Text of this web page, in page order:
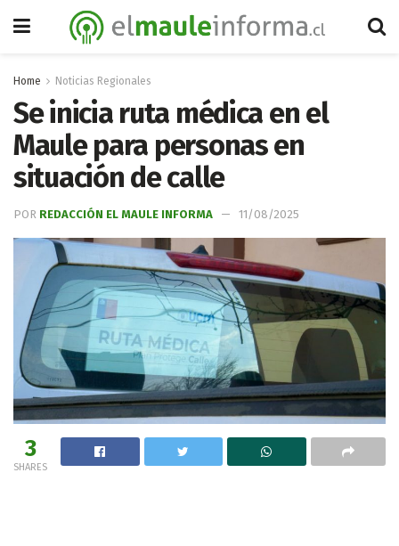
Home Noticias Regionales
Se inicia ruta médica en el
Maule para personas en
situación de calle
POR REDACCIÓN EL MAULE INFORMA 11/08/2025
3
SHARES